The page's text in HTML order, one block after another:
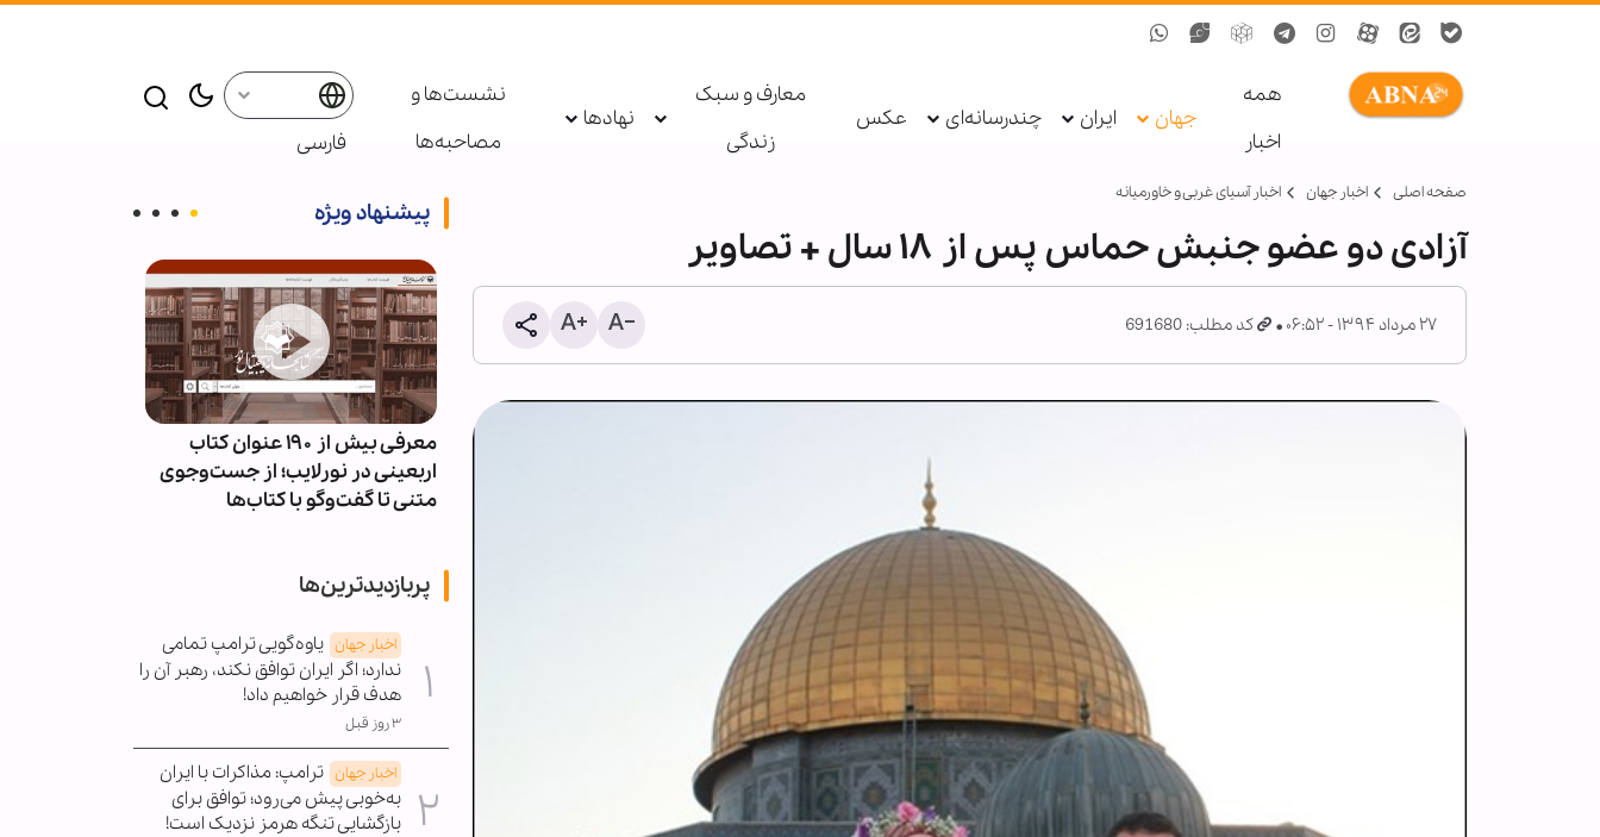
همه
اخبار
جهان ایران چندرسانه‌ای عکس
معارف و سبک
زندگی
نهادها
نشست‌ها و
مصاحبه‌ها
فارسی
صفحه اصلی اخبار جهان اخبار آسیای غربی و خاورمیانه
آزادی دو عضو جنبش حماس پس از ۱۸ سال + تصاویر
۲۷ مرداد ۱۳۹۴ - ۰۶:۵۲ کد مطلب: 691680
پیشنهاد ویژه
معرفی بیش از ۱۹۰ عنوان کتاب
اربعینی در نورلایب؛ از جست‌وجوی
متنی تا گفت‌وگو با کتاب‌ها
پربازدیدترین‌ها
اخبار جهان یاوه‌گویی ترامپ تمامی
ندارد؛ اگر ایران توافق نکند، رهبر آن را
هدف قرار خواهیم داد!
۳ روز قبل
اخبار جهان ترامپ: مذاکرات با ایران
به‌خوبی پیش می‌رود؛ توافق برای
بازگشایی تنگه هرمز نزدیک است!